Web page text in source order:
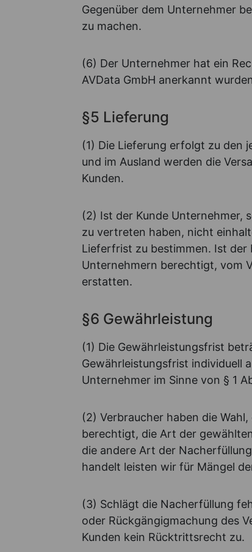
Gegenüber dem Unternehmer
zu machen.
(6) Der Unternehmer hat ein
AVData GmbH anerkannt
§5 Lieferung
(1) Die Lieferung erfolgt zu den
und im Ausland werden die
Kunden.
(2) Ist der Kunde Unternehmer,
zu vertreten haben, nicht
Lieferfrist zu bestimmen. Ist
Unternehmern berechtigt, vom
erstatten.
§6 Gewährleistung
(1) Die Gewährleistungsfrist
Gewährleistungsfrist individuell
Unternehmer im Sinne von § 1
(2) Verbraucher haben die
berechtigt, die Art der
die andere Art der
handelt leisten wir für Mängel
(3) Schlägt die Nacherfüllung
oder Rückgängigmachung des
Kunden kein Rücktrittsrecht zu.